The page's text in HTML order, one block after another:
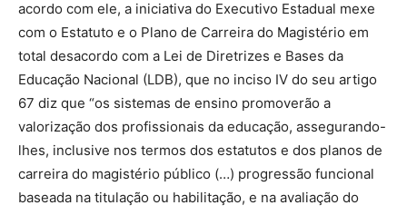
acordo com ele, a iniciativa do Executivo Estadual mexe
com o Estatuto e o Plano de Carreira do Magistério em
total desacordo com a Lei de Diretrizes e Bases da
Educação Nacional (LDB), que no inciso IV do seu artigo
67 diz que “os sistemas de ensino promoverão a
valorização dos profissionais da educação, assegurando-
lhes, inclusive nos termos dos estatutos e dos planos de
carreira do magistério público (…) progressão funcional
baseada na titulação ou habilitação, e na avaliação do